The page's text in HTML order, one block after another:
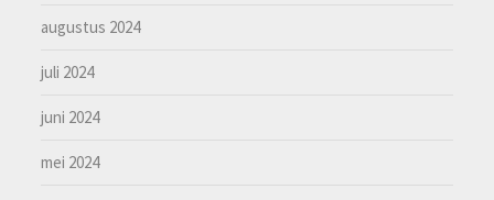
augustus 2024
juli 2024
juni 2024
mei 2024